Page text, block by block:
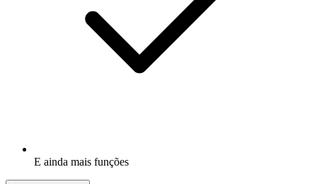
E ainda mais funções